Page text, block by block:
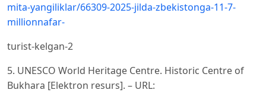
mita-yangiliklar/66309-2025-jilda-zbekistonga-11-7-
millionnafar-
turist-kelgan-2
5. UNESCO World Heritage Centre. Historic Centre of
Bukhara [Elektron resurs]. – URL: